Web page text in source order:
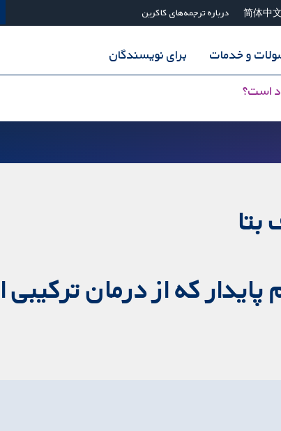
简体中文 درباره ترجمه‌های کاکرین
است؟
و خدمات برای نویسندگان
که از درمان ترکیبی